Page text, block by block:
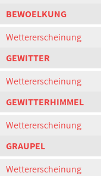
BEWOELKUNG
Wettererscheinung
GEWITTER
Wettererscheinung
GEWITTERHIMMEL
Wettererscheinung
GRAUPEL
Wettererscheinung